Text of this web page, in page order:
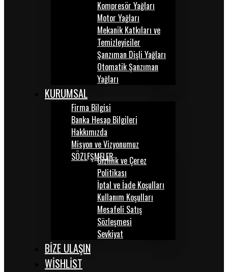
Kompresör Yağları
Motor Yağları
Mekanik Katkıları ve
Temizleyiciler
Şanzıman Dişli Yağları
Otomatik Şanzıman
Yağları
KURUMSAL
Firma Bilgisi
Banka Hesap Bilgileri
Hakkımızda
Misyon ve Vizyonumuz
SÖZLEŞMELERGizlilik ve Çerez
Politikası
İptal ve İade Koşulları
Kullanım Koşulları
Mesafeli Satış
Sözleşmesi
Sevkiyat
BİZE ULAŞIN
WISHLIST